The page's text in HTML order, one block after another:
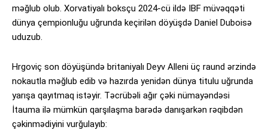
məğlub olub. Xorvatiyalı boksçu 2024-cü ildə IBF müvəqqəti
dünya çempionluğu uğrunda keçirilən döyüşdə Daniel Duboisə
uduzub.
Hrgoviç son döyüşündə britaniyalı Deyv Alleni üç raund ərzində
nokautla məğlub edib və hazırda yenidən dünya titulu uğrunda
yarışa qayıtmaq istəyir. Təcrübəli ağır çəki nümayəndəsi
İtauma ilə mümkün qarşılaşma barədə danışarkən rəqibdən
çəkinmədiyini vurğulayıb: